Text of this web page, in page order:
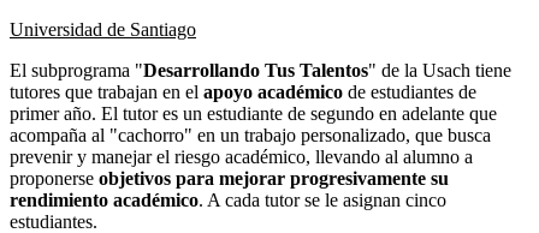
Universidad de Santiago
El subprograma "Desarrollando Tus Talentos" de la Usach tiene
tutores que trabajan en el apoyo académico de estudiantes de
primer año. El tutor es un estudiante de segundo en adelante que
acompaña al "cachorro" en un trabajo personalizado, que busca
prevenir y manejar el riesgo académico, llevando al alumno a
proponerse objetivos para mejorar progresivamente su
rendimiento académico. A cada tutor se le asignan cinco
estudiantes.